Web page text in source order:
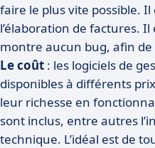
faire le plus vite possible.
l’élaboration de factures. Il
montre aucun bug, afin
Le coût : les logiciels de
disponibles à différents
leur richesse en
sont inclus, entre autres
technique. L’idéal est de